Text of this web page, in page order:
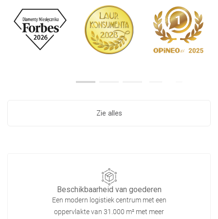
Zie alles
Beschikbaarheid van goederen
Een modern logistiek centrum met een
oppervlakte van 31.000 m² met meer